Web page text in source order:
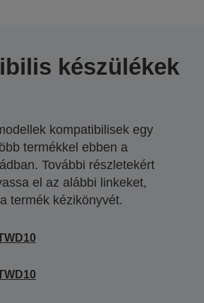
készülékek
kompatibilisek egy
termékkel ebben a
További részletekért
el az alábbi linkeket,
termék kézikönyvét.